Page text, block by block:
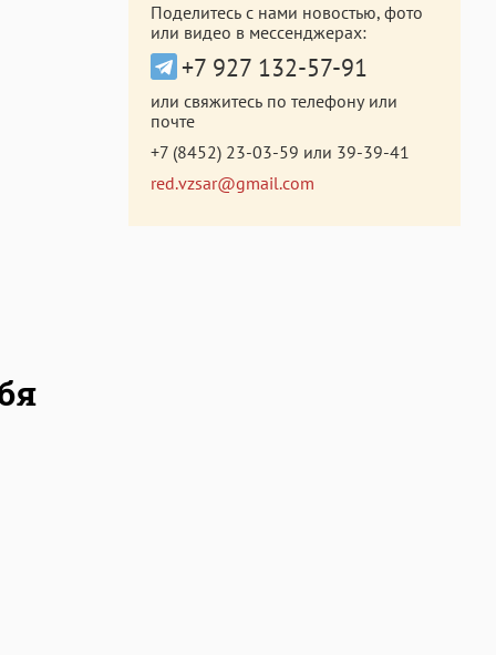
Поделитесь с нами новостью, фото
или видео в мессенджерах:
+7 927 132-57-91
или свяжитесь по телефону или
почте
+7 (8452) 23-03-59 или 39-39-41
red.vzsar@gmail.com